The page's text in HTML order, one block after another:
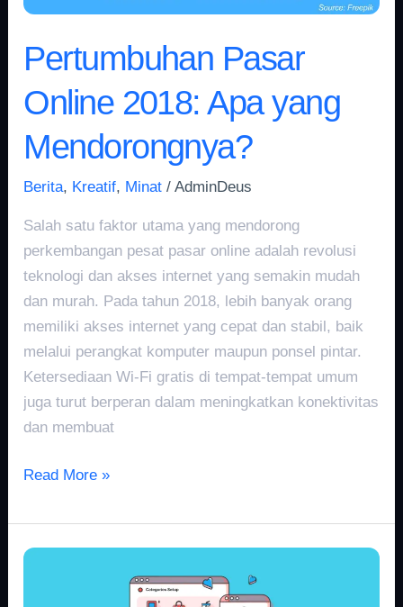
Pertumbuhan Pasar
Online 2018: Apa yang
Mendorongnya?
Berita, Kreatif, Minat /AdminDeus
Salah satu faktor utama yang mendorong
perkembangan pesat pasar online adalah revolusi
teknologi dan akses internet yang semakin mudah
dan murah. Pada tahun 2018, lebih banyak orang
memiliki akses internet yang cepat dan stabil, baik
melalui perangkat komputer maupun ponsel pintar.
Ketersediaan Wi-Fi gratis di tempat-tempat umum
juga turut berperan dalam meningkatkan konektivitas
dan membuat
Read More »
Evolusi